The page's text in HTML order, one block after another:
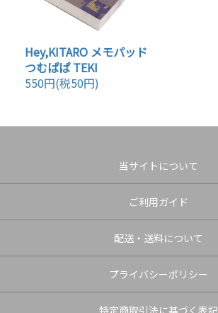
Hey,KITARO メモパッド
つむぱぱ TEKI
550円(税50円)
当サイトについて
ご利用ガイド
配送・送料について
プライバシーポリシー
特定商取引法に基づく表記